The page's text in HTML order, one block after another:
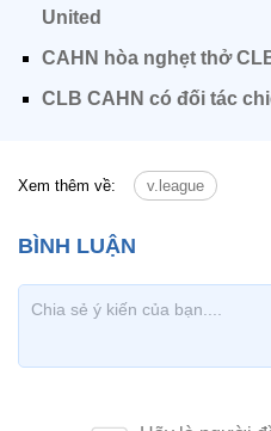
United
CAHN hòa nghẹt thở
CLB CAHN có đối tác
Xem thêm về: v.league